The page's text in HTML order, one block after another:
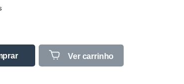
Ver carrinho